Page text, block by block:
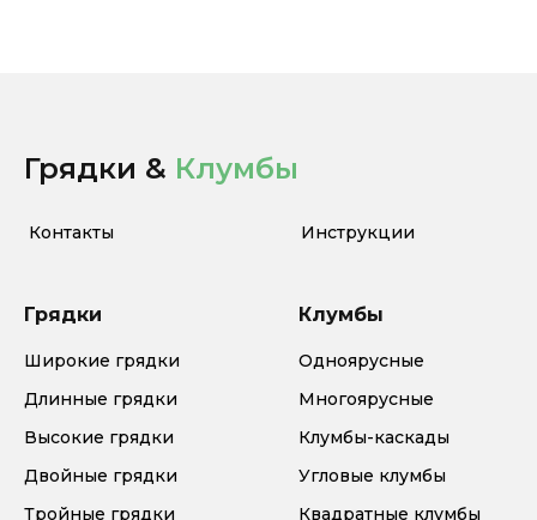
Грядки & Клумбы
Контакты Инструкции
Грядки
Широкие грядки
Длинные грядки
Высокие грядки
Двойные грядки
Тройные грядки
Клумбы
Одноярусные
Многоярусные
Клумбы-каскады
Угловые клумбы
Квадратные клумбы